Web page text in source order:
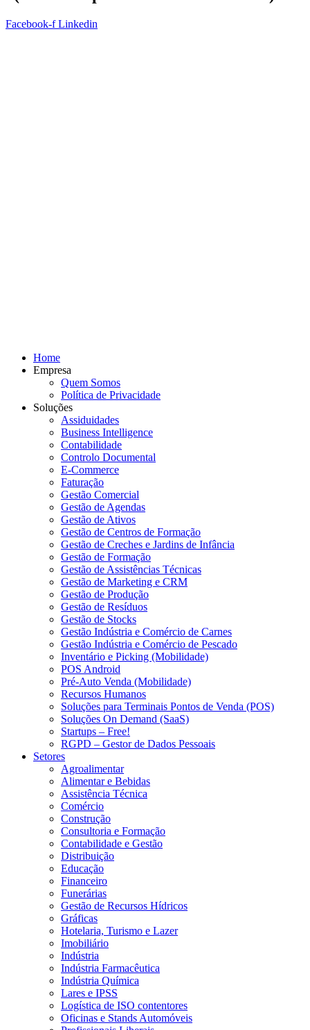
Facebook-f Linkedin
Home
Empresa
Quem Somos
Política de Privacidade
Soluções
Assiduidades
Business Intelligence
Contabilidade
Controlo Documental
E-Commerce
Faturação
Gestão Comercial
Gestão de Agendas
Gestão de Ativos
Gestão de Centros de Formação
Gestão de Creches e Jardins de Infância
Gestão de Formação
Gestão de Assistências Técnicas
Gestão de Marketing e CRM
Gestão de Produção
Gestão de Resíduos
Gestão de Stocks
Gestão Indústria e Comércio de Carnes
Gestão Indústria e Comércio de Pescado
Inventário e Picking (Mobilidade)
POS Android
Pré-Auto Venda (Mobilidade)
Recursos Humanos
Soluções para Terminais Pontos de Venda (POS)
Soluções On Demand (SaaS)
Startups – Free!
RGPD – Gestor de Dados Pessoais
Setores
Agroalimentar
Alimentar e Bebidas
Assistência Técnica
Comércio
Construção
Consultoria e Formação
Contabilidade e Gestão
Distribuição
Educação
Financeiro
Funerárias
Gestão de Recursos Hídricos
Gráficas
Hotelaria, Turismo e Lazer
Imobiliário
Indústria
Indústria Farmacêutica
Indústria Química
Lares e IPSS
Logística de ISO contentores
Oficinas e Stands Automóveis